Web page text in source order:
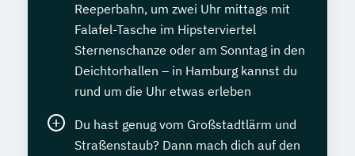
Reeperbahn, um zwei Uhr mittags mit
Falafel-Tasche im Hipsterviertel
Sternenschanze oder am Sonntag in den
Deichtorhallen – in Hamburg kannst du
rund um die Uhr etwas erleben
Du hast genug vom Großstadtlärm und
Straßenstaub? Dann mach dich auf den